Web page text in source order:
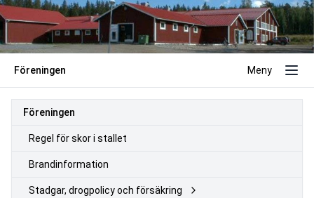
Föreningen Meny
Föreningen
Regel för skor i stallet
Brandinformation
Stadgar, drogpolicy och försäkring